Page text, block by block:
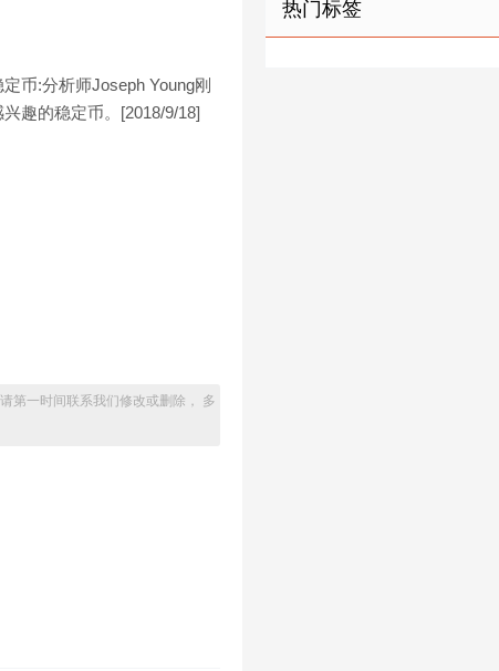
币:分析师Joseph Young刚
趣的稳定币。[2018/9/18]
第一时间联系我们修改或删除， 多
热门标签